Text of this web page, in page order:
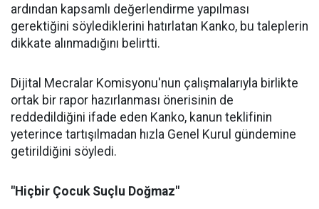
ardından kapsamlı değerlendirme yapılması
gerektiğini söylediklerini hatırlatan Kanko, bu taleplerin
dikkate alınmadığını belirtti.
Dijital Mecralar Komisyonu'nun çalışmalarıyla birlikte
ortak bir rapor hazırlanması önerisinin de
reddedildiğini ifade eden Kanko, kanun teklifinin
yeterince tartışılmadan hızla Genel Kurul gündemine
getirildiğini söyledi.
"Hiçbir Çocuk Suçlu Doğmaz"